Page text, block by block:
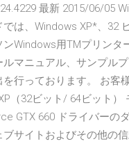
最新 2015/06/05
では、Windows XP*、32
ンWindows用TMプリンタ
ルマニュアル、サンプル
を行っております。 お客
（32ビット/ 64ビット）
GTX 660 ドライバーの
ブサイトおよびその他の